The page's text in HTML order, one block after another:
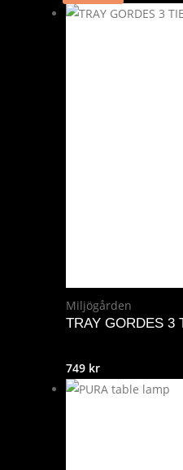
Miljögården
TRAY GORDES 3
749 kr